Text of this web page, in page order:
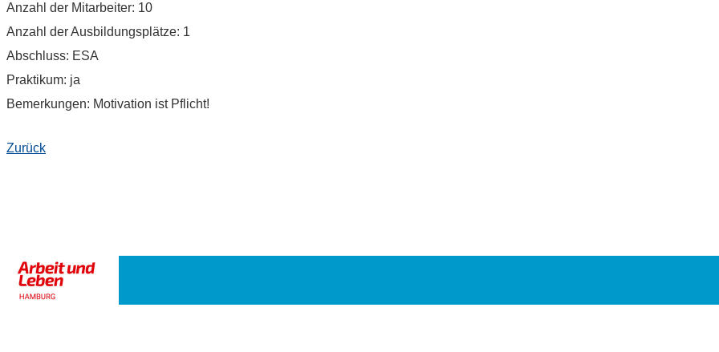
Anzahl der Mitarbeiter: 10
Anzahl der Ausbildungsplätze: 1
Abschluss: ESA
Praktikum: ja
Bemerkungen: Motivation ist Pflicht!
Zurück